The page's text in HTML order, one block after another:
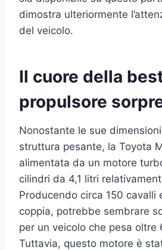
dimostra ulteriormente
del veicolo.
Il cuore della
propulsore
Nonostante le sue
struttura pesante, la Toyota
alimentata da un motore
cilindri da 4,1 litri
Producendo circa 150
coppia, potrebbe sembrare
per un veicolo che pesa oltre
Tuttavia, questo motore è